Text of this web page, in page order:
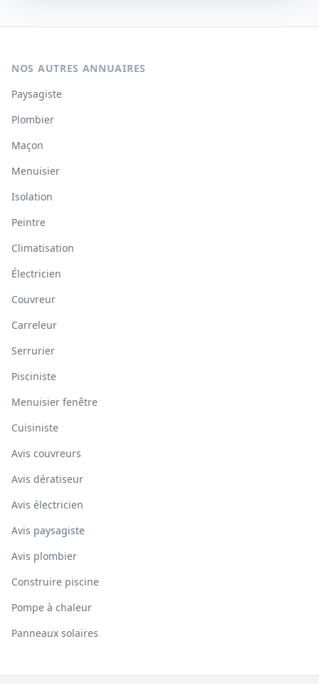
NOS AUTRES ANNUAIRES
Paysagiste
Plombier
Maçon
Menuisier
Isolation
Peintre
Climatisation
Électricien
Couvreur
Carreleur
Serrurier
Pisciniste
Menuisier fenêtre
Cuisiniste
Avis couvreurs
Avis dératiseur
Avis électricien
Avis paysagiste
Avis plombier
Construire piscine
Pompe à chaleur
Panneaux solaires